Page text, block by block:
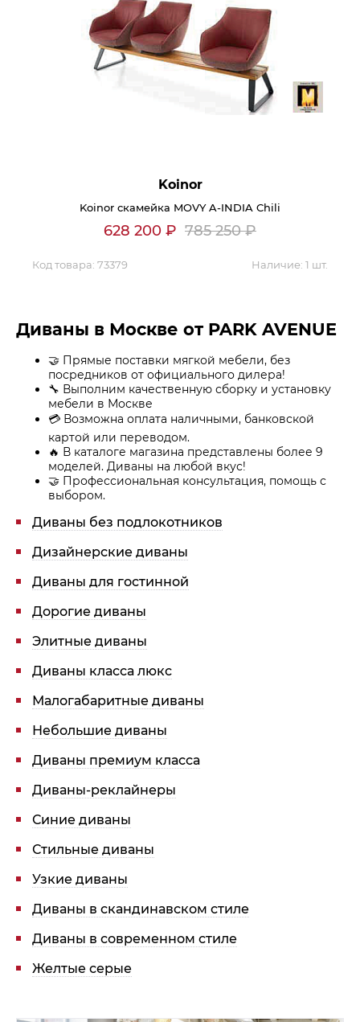
Koinor
Koinor скамейка MOVY A-INDIA Chili
628 200 ₽ 785 250₽
Код товара: 73379 Наличие: 1 шт.
Диваны в Москве от PARK AVENUE
🤝 Прямые поставки мягкой мебели, без
посредников от официального дилера!
🔧 Выполним качественную сборку и установку
мебели в Москве
💳 Возможна оплата наличными, банковской
картой или переводом.
🔥 В каталоге магазина представлены более 9
моделей. Диваны на любой вкус!
🤝 Профессиональная консультация, помощь с
выбором.
Диваны без подлокотников
Дизайнерские диваны
Диваны для гостинной
Дорогие диваны
Элитные диваны
Диваны класса люкс
Малогабаритные диваны
Небольшие диваны
Диваны премиум класса
Диваны-реклайнеры
Синие диваны
Стильные диваны
Узкие диваны
Диваны в скандинавском стиле
Диваны в современном стиле
Желтые серые